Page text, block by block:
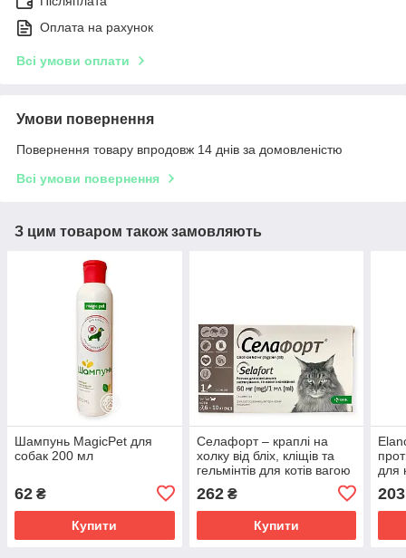
Оплата на рахунок
Всі умови оплати
Умови повернення
Повернення товару впродовж 14 днів за домовленістю
Всі умови повернення
З цим товаром також замовляють
Шампунь MagicPet для
собак 200 мл
62 ₴
Купити
Селафорт – краплі на
холку від бліх, кліщів та
гельмінтів для котів вагою
262₴
Купити
для
для
203